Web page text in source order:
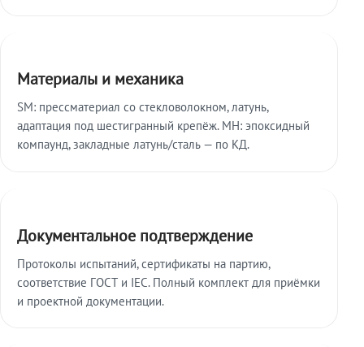
Материалы и механика
SM: прессматериал со стекловолокном, латунь,
адаптация под шестигранный крепёж. МН: эпоксидный
компаунд, закладные латунь/сталь — по КД.
Документальное подтверждение
Протоколы испытаний, сертификаты на партию,
соответствие ГОСТ и IEC. Полный комплект для приёмки
и проектной документации.